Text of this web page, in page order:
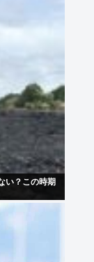
い？この時期